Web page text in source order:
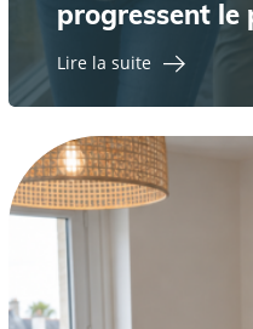
progressent le
Lire la suite